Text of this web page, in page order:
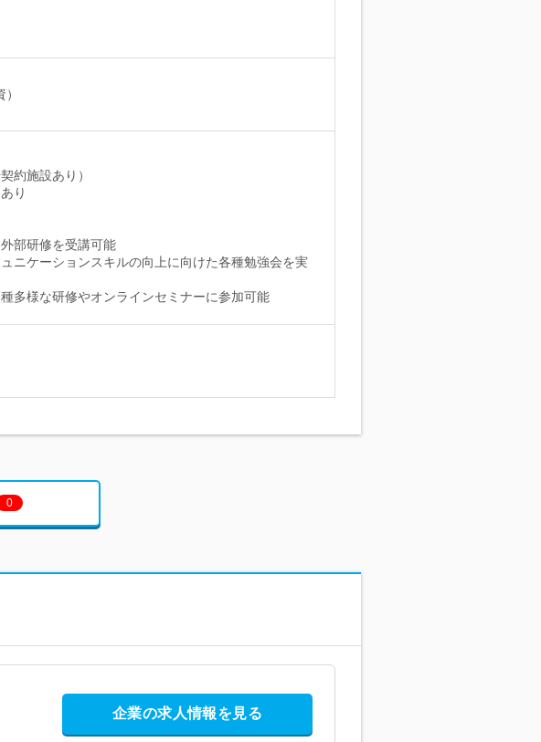
約施設あり）
り
部研修を受講可能
ニケーションスキルの向上に向けた各種勉強会を実
多様な研修やオンラインセミナーに参加可能
0
企業の求人情報を見る